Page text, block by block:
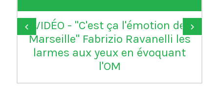
Donald Trump remercie la FIFA
d’avoir "réparé une grande
injustice" en annulant le carton
rouge de Balogun reçu avec les
USA contre la Bosnie-
‹ ›